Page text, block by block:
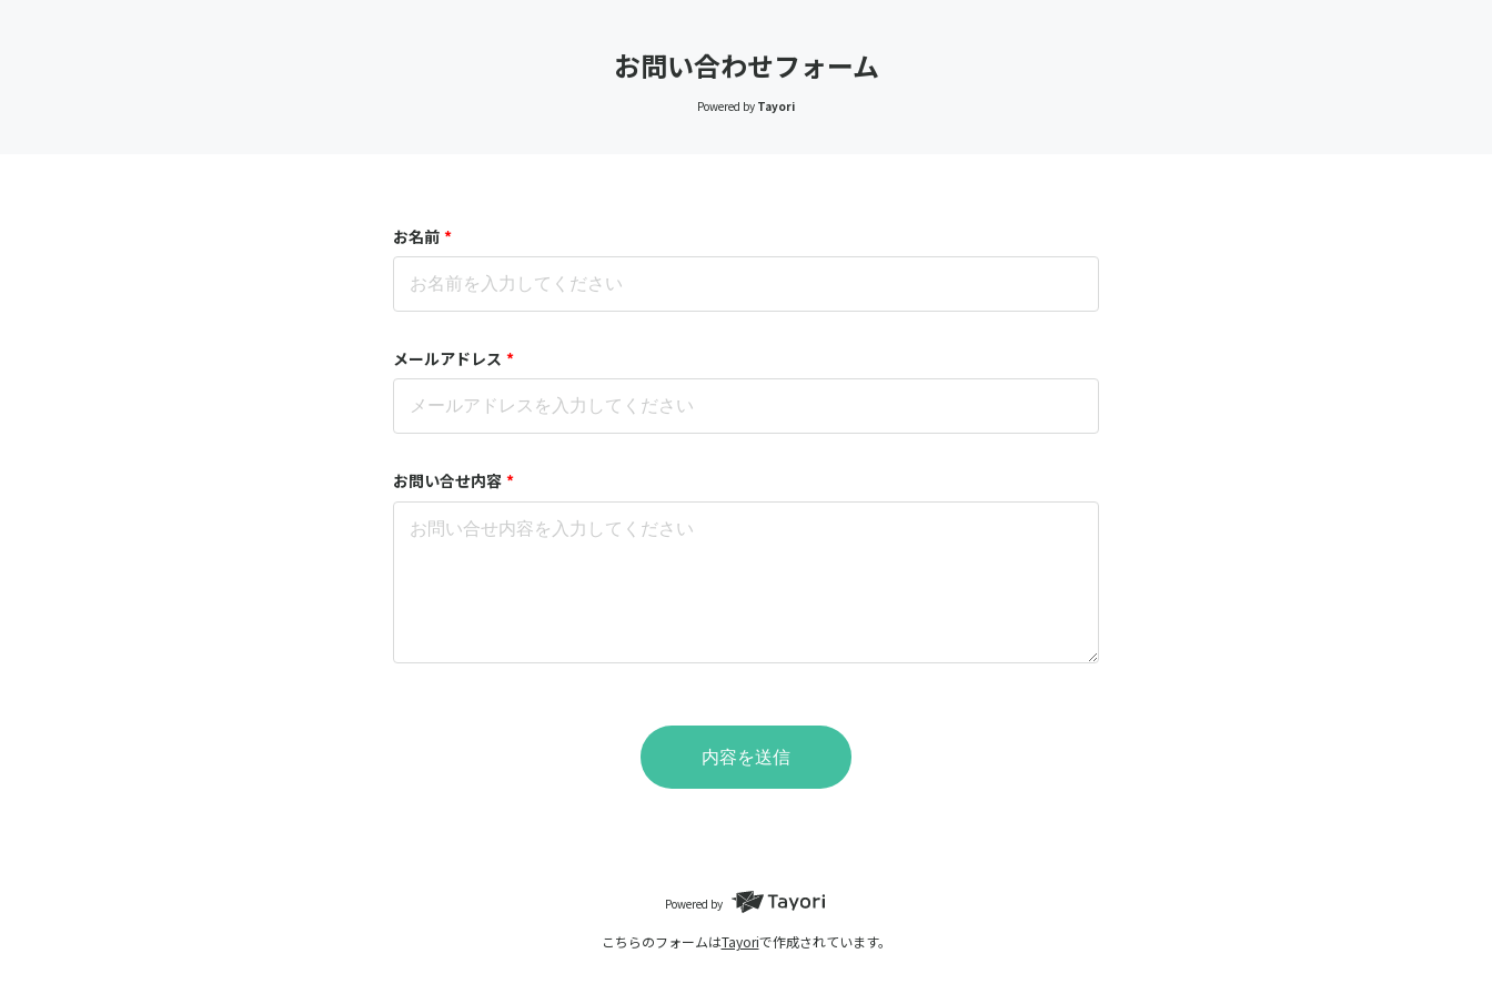
お問い合わせフォーム
Powered by Tayori
お名前 *
メールアドレス *
お問い合せ内容 *
内容を送信
Powered by
こちらのフォームはTayoriで作成されています。